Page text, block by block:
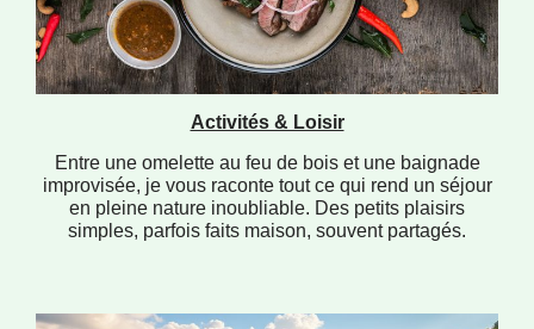
Activités & Loisir
Entre une omelette au feu de bois et une baignade
improvisée, je vous raconte tout ce qui rend un séjour
en pleine nature inoubliable. Des petits plaisirs
simples, parfois faits maison, souvent partagés.